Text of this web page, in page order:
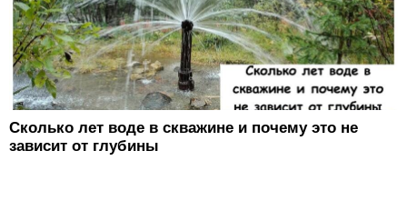
Сколько лет воде в скважине и почему это не
зависит от глубины